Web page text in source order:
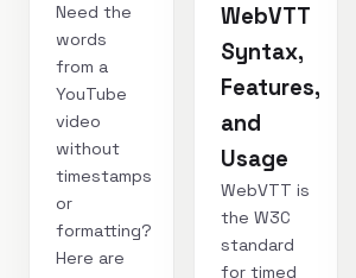
Need the
words
from a
YouTube
video
without
timestamps
or
formatting?
Here are
WebVTT
Syntax,
Features,
and
Usage
WebVTT is
the W3C
standard
for timed